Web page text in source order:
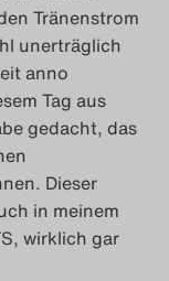
Blog
Blog
Tränenstrom
unerträglich
anno
Tag aus
gedacht, das
Dieser
in meinem
wirklich gar